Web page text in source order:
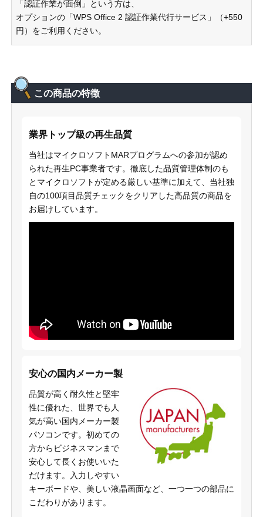
「認証作業が面倒」という方は、
オプションの「WPS Office 2 認証作業代行サービス」（+550
円）をご利用ください。
この商品の特徴
業界トップ級の再生品質
当社はマイクロソフトMARプログラムへの参加が認め
られた再生PC事業者です。徹底した品質管理体制のも
とマイクロソフトが定める厳しい基準に加えて、当社独
自の100項目品質チェックをクリアした高品質の商品を
お届けしています。
安心の国内メーカー製
品質が高く耐久性と堅牢
性に優れた、世界でも人
気が高い国内メーカー製
パソコンです。初めての
方からビジネスマンまで
安心して長くお使いいた
だけます。入力しやすい
キーボードや、美しい液晶画面など、一つ一つの部品に
こだわりがあります。